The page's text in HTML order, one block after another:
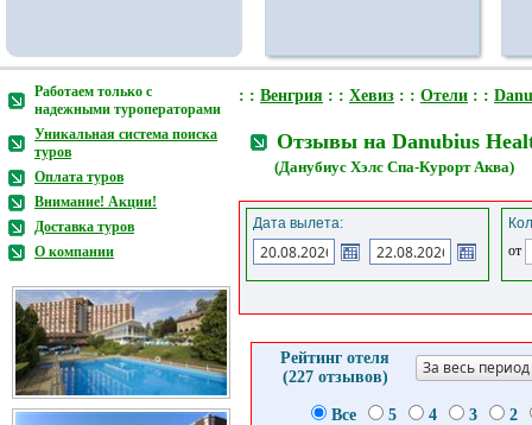
Работаем только с
надежными туроператорами
Уникальная система поиска
туров
Оплата туров
Внимание! Акции!
Доставка туров
О компании
: : Венгрия : : Хевиз : : Отели : :
Отзывы на Danubius
(Данубиус Хэлс Спа-Курорт Аква)
Дата вылета:
от
Рейтинг отеля
(227 отзывов)
За весь период
Все 5 4 3 2